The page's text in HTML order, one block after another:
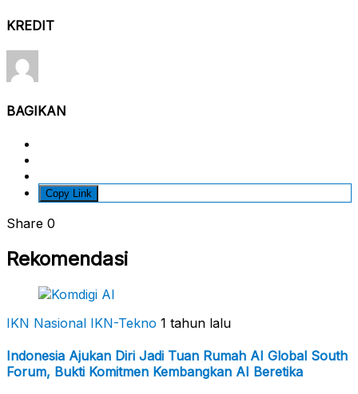
KREDIT
BAGIKAN
Copy Link
Share 0
Rekomendasi
IKN Nasional IKN-Tekno 1 tahun lalu
Indonesia Ajukan Diri Jadi Tuan Rumah AI Global South
Forum, Bukti Komitmen Kembangkan AI Beretika